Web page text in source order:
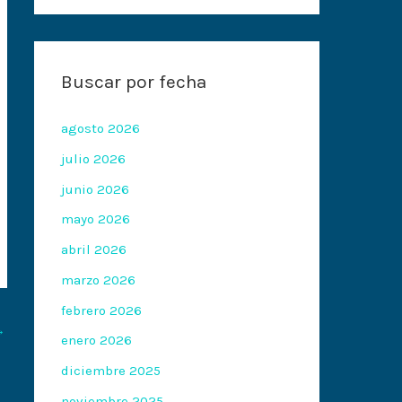
Buscar por fecha
agosto 2026
julio 2026
junio 2026
mayo 2026
abril 2026
marzo 2026
febrero 2026
enero 2026
diciembre 2025